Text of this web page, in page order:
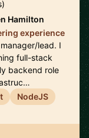
Hamilton
experience
lead. I
full-stack
backend role
NodeJS